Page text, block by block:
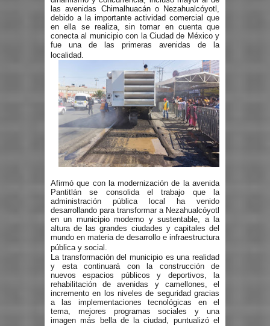
las avenidas Chimalhuacán o Nezahualcóyotl,
debido a la importante actividad comercial que
en ella se realiza, sin tomar en cuenta que
conecta al municipio con la Ciudad de México y
fue una de las primeras avenidas de la
localidad.
Afirmó que con la modernización de la avenida
Pantitlán se consolida el trabajo que la
administración pública local ha venido
desarrollando para transformar a Nezahualcóyotl
en un municipio moderno y sustentable, a la
altura de las grandes ciudades y capitales del
mundo en materia de desarrollo e infraestructura
pública y social.
La transformación del municipio es una realidad
y esta continuará con la construcción de
nuevos espacios públicos y deportivos, la
rehabilitación de avenidas y camellones, el
incremento en los niveles de seguridad gracias
a las implementaciones tecnológicas en el
tema, mejores programas sociales y una
imagen más bella de la ciudad, puntualizó el